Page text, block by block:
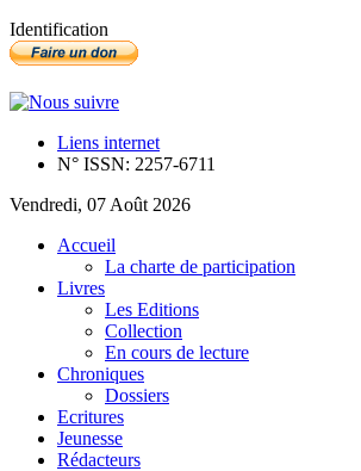
Identification
Liens internet
N° ISSN: 2257-6711
Vendredi, 07 Août 2026
Accueil
La charte de participation
Livres
Les Editions
Collection
En cours de lecture
Chroniques
Dossiers
Ecritures
Jeunesse
Rédacteurs